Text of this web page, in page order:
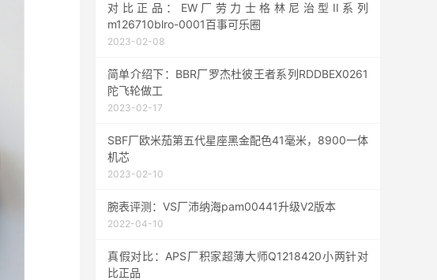
对比正品：EW厂劳力士格林尼治型II系列
m126710blro-0001百事可乐圈
2023-02-08
简单介绍下：BBR厂罗杰杜彼王者系列RDDBEX0261
陀飞轮做工
2023-02-17
SBF厂欧米茄第五代星座黑金配色41毫米，8900一体
机芯
2023-02-10
腕表评测：VS厂沛纳海pam00441升级V2版本
2022-04-10
真假对比：APS厂积家超薄大师Q1218420小两针对
比正品